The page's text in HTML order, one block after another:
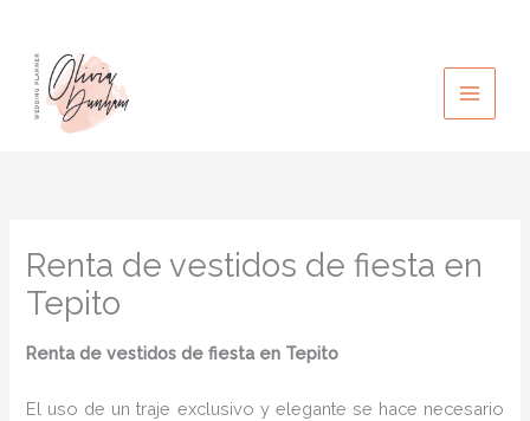
contenido
Renta de vestidos de fiesta en
Tepito
Renta de vestidos de fiesta en Tepito
El uso de un traje exclusivo y elegante se hace necesario